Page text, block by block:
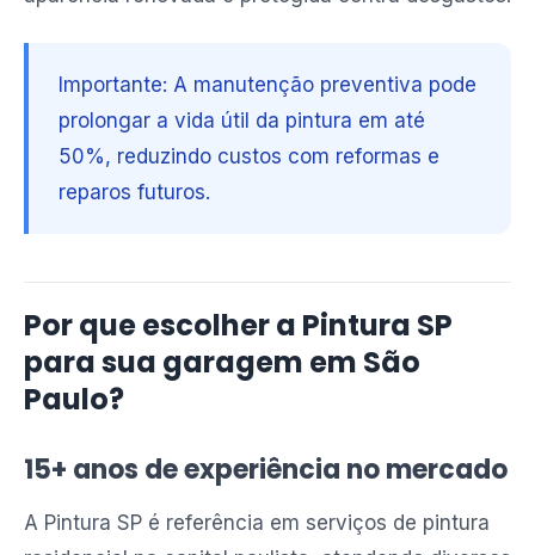
Importante: A manutenção preventiva pode
prolongar a vida útil da pintura em até
50%, reduzindo custos com reformas e
reparos futuros.
Por que escolher a Pintura SP
para sua garagem em São
Paulo?
15+ anos de experiência no mercado
A Pintura SP é referência em serviços de pintura